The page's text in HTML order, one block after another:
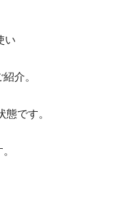
い
介。
です。